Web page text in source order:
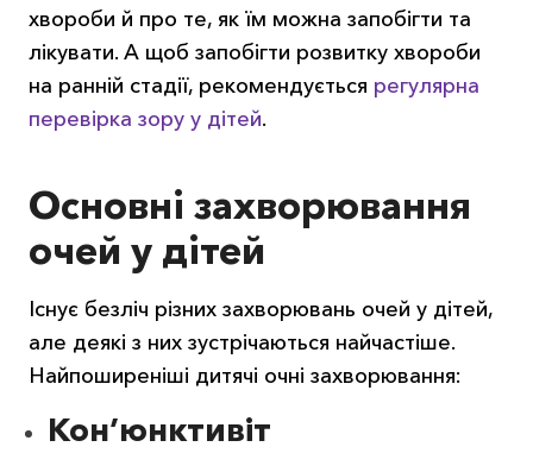
хвороби й про те, як їм можна запобігти та
лікувати. А щоб запобігти розвитку хвороби
на ранній стадії, рекомендується регулярна
перевірка зору у дітей.
Основні захворювання
очей у дітей
Існує безліч різних захворювань очей у дітей,
але деякі з них зустрічаються найчастіше.
Найпоширеніші дитячі очні захворювання:
Кон’юнктивіт